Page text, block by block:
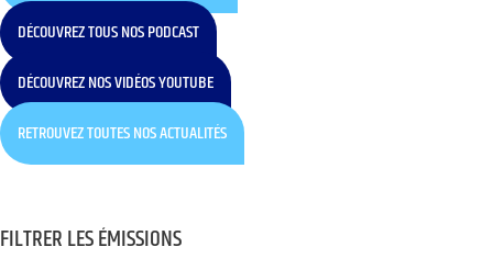
DÉCOUVREZ TOUS NOS PODCAST
DÉCOUVREZ NOS VIDÉOS YOUTUBE
RETROUVEZ TOUTES NOS ACTUALITÉS
FILTRER LES ÉMISSIONS